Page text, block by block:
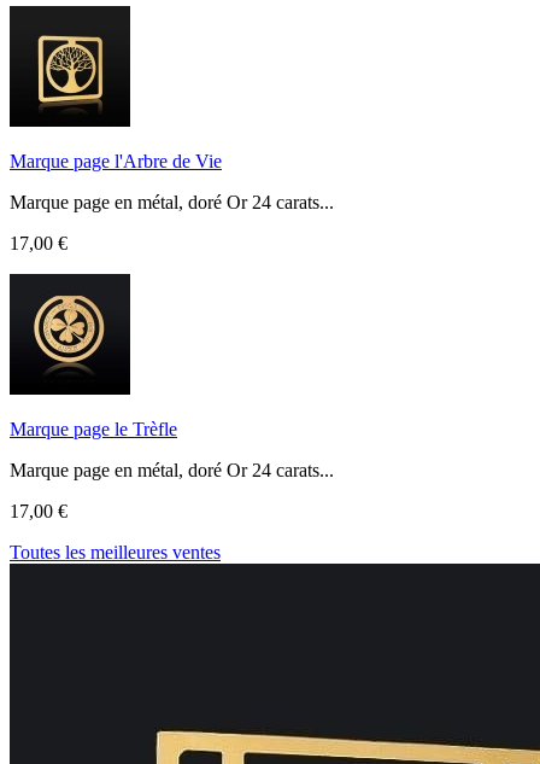
Marque page l'Arbre de Vie
Marque page en métal, doré Or 24 carats...
17,00 €
Marque page le Trèfle
Marque page en métal, doré Or 24 carats...
17,00 €
Toutes les meilleures ventes